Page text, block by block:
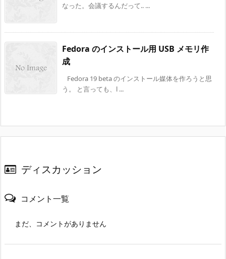
なった。会議するんだって.. ...
Fedora のインストール用 USB メモリ作
成
Fedora 19 beta のインストール媒体を作ろうと思
う。 と言っても、l ...
ディスカッション
コメント一覧
まだ、コメントがありません